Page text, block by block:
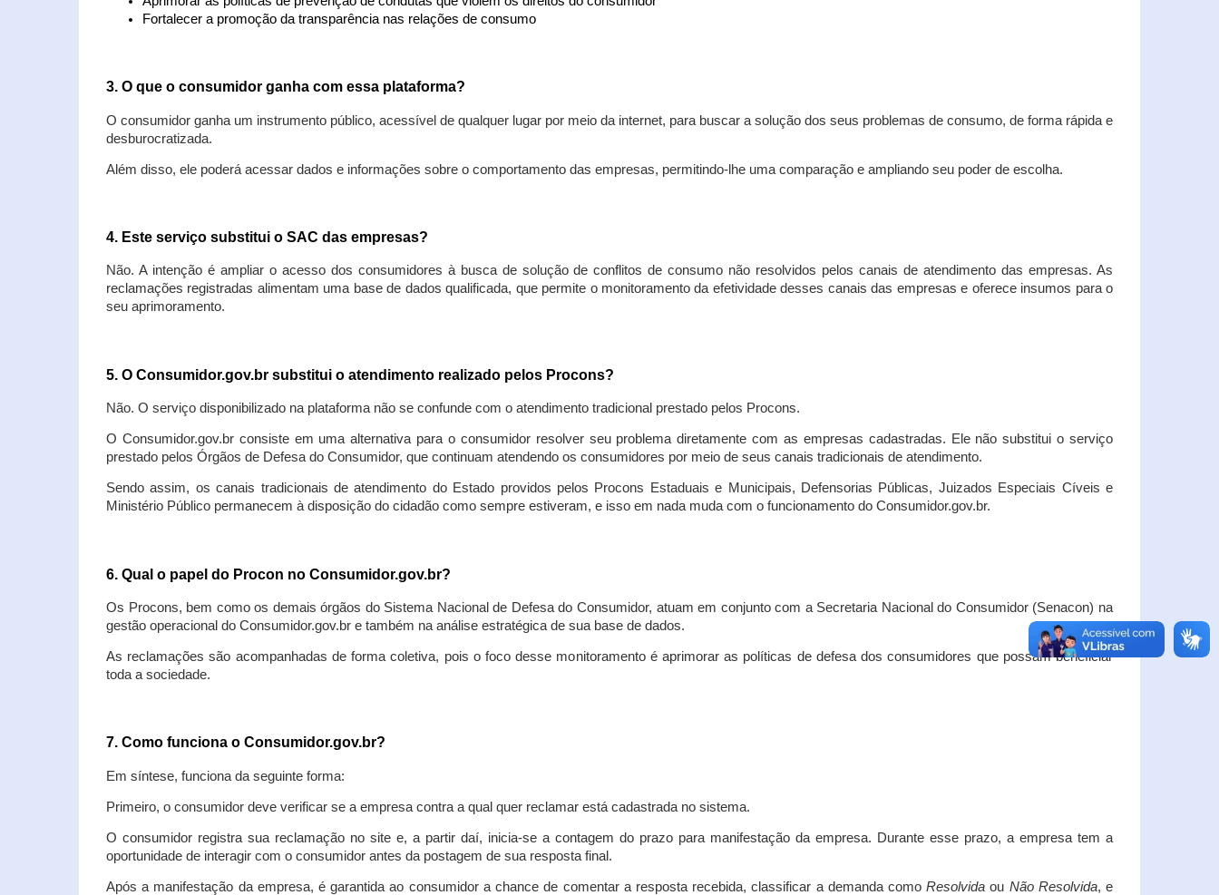
Fortalecer a promoção da transparência nas relações de consumo
3. O que o consumidor ganha com essa plataforma?
O consumidor ganha um instrumento público, acessível de qualquer lugar por meio da internet, para buscar a solução dos seus problemas de consumo, de forma rápida e
desburocratizada.
Além disso, ele poderá acessar dados e informações sobre o comportamento das empresas, permitindo-lhe uma comparação e ampliando seu poder de escolha.
4. Este serviço substitui o SAC das empresas?
Não. A intenção é ampliar o acesso dos consumidores à busca de solução de conflitos de consumo não resolvidos pelos canais de atendimento das empresas. As
reclamações registradas alimentam uma base de dados qualificada, que permite o monitoramento da efetividade desses canais das empresas e oferece insumos para o
seu aprimoramento.
5. O Consumidor.gov.br substitui o atendimento realizado pelos Procons?
Não. O serviço disponibilizado na plataforma não se confunde com o atendimento tradicional prestado pelos Procons.
O Consumidor.gov.br consiste em uma alternativa para o consumidor resolver seu problema diretamente com as empresas cadastradas. Ele não substitui o serviço
prestado pelos Órgãos de Defesa do Consumidor, que continuam atendendo os consumidores por meio de seus canais tradicionais de atendimento.
Sendo assim, os canais tradicionais de atendimento do Estado providos pelos Procons Estaduais e Municipais, Defensorias Públicas, Juizados Especiais Cíveis e
Ministério Público permanecem à disposição do cidadão como sempre estiveram, e isso em nada muda com o funcionamento do Consumidor.gov.br.
6. Qual o papel do Procon no Consumidor.gov.br?
Os Procons, bem como os demais órgãos do Sistema Nacional de Defesa do Consumidor, atuam em conjunto com a Secretaria Nacional do Consumidor (Senacon) na
gestão operacional do Consumidor.gov.br e também na análise estratégica de sua base de dados.
As reclamações são acompanhadas de forma coletiva, pois o foco desse monitoramento é aprimorar as políticas de defesa dos consumidores que possam beneficiar
toda a sociedade.
7. Como funciona o Consumidor.gov.br?
Em síntese, funciona da seguinte forma:
Primeiro, o consumidor deve verificar se a empresa contra a qual quer reclamar está cadastrada no sistema.
O consumidor registra sua reclamação no site e, a partir daí, inicia-se a contagem do prazo para manifestação da empresa. Durante esse prazo, a empresa tem a
oportunidade de interagir com o consumidor antes da postagem de sua resposta final.
Após a manifestação da empresa, é garantida ao consumidor a chance de comentar a resposta recebida, classificar a demanda comoResolvida ou Não Resolvida, e